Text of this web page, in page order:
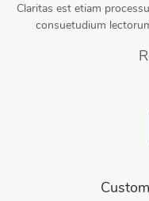
Claritas est etiam
consuetudium